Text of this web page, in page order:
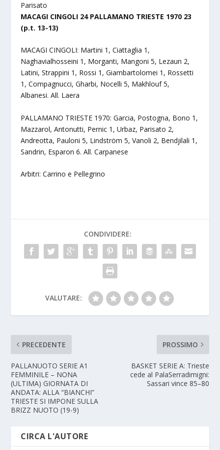
Parisato
MACAGI CINGOLI 24 PALLAMANO TRIESTE 1970 23
(p.t. 13-13)
MACAGI CINGOLI: Martini 1, Ciattaglia 1,
Naghavialhosseini 1, Morganti, Mangoni 5, Lezaun 2,
Latini, Strappini 1, Rossi 1, Giambartolomei 1, Rossetti
1, Compagnucci, Gharbi, Nocelli 5, Makhlouf 5,
Albanesi. All. Laera
PALLAMANO TRIESTE 1970: Garcia, Postogna, Bono 1,
Mazzarol, Antonutti, Pernic 1, Urbaz, Parisato 2,
Andreotta, Pauloni 5, Lindström 5, Vanoli 2, Bendjilali 1,
Sandrin, Esparon 6. All. Carpanese
Arbitri: Carrino e Pellegrino
CONDIVIDERE:
VALUTARE:
PRECEDENTE
PALLANUOTO SERIE A1
FEMMINILE – NONA
(ULTIMA) GIORNATA DI
ANDATA: ALLA “BIANCHI”
TRIESTE SI IMPONE SULLA
BRIZZ NUOTO (19-9)
PROSSIMO
BASKET SERIE A: Trieste
cede al PalaSerradimigni:
Sassari vince 85–80
CIRCA L'AUTORE